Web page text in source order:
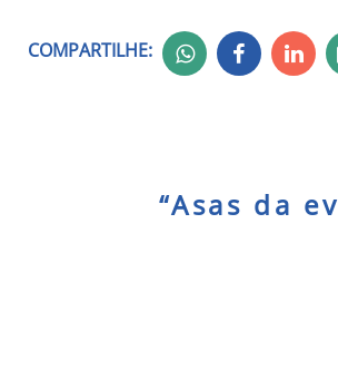
COMPARTILHE:
Asas d a e vol